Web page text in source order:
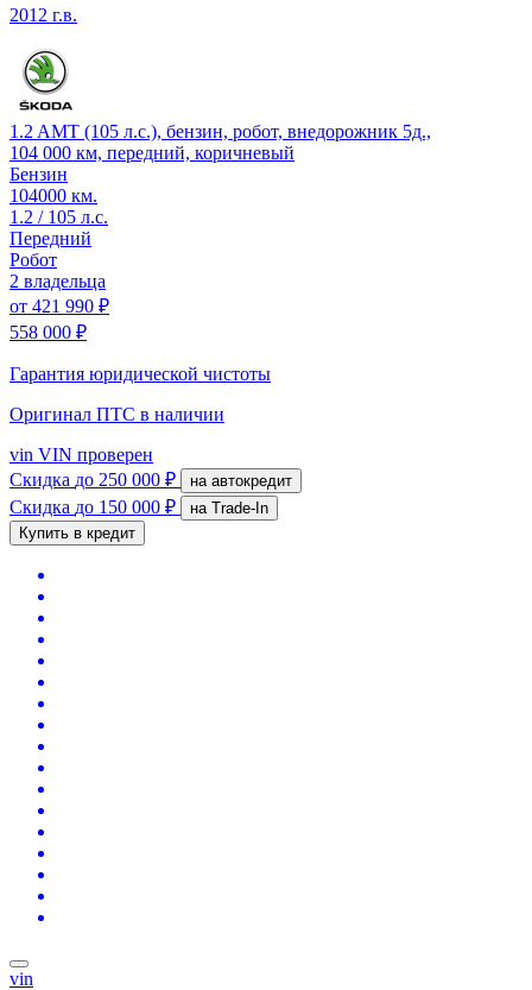
2012 г.в.
1.2 AMT (105 л.с.), бензин, робот, внедорожник 5д.,
104 000 км, передний, коричневый
Бензин
104000 км.
1.2 / 105 л.с.
Передний
Робот
2 владельца
от 421 990 ₽
558 000 ₽
Гарантия юридической чистоты
Оригинал ПТС в наличии
vin VIN проверен
Скидка до 250 000 ₽ на автокредит
Скидка до 150 000 ₽
на Trade-In
Купить в кредит
vin